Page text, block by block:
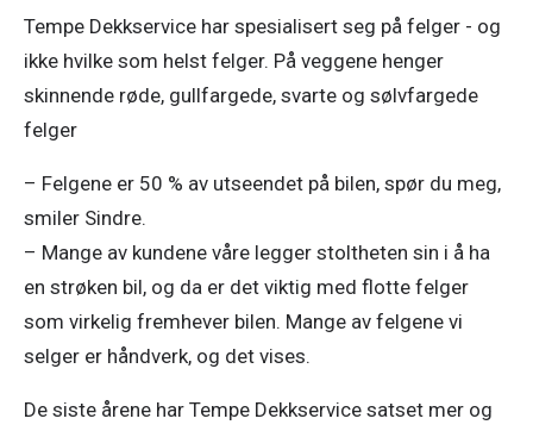
Tempe Dekkservice har spesialisert seg på felger - og
ikke hvilke som helst felger. På veggene henger
skinnende røde, gullfargede, svarte og sølvfargede
felger
– Felgene er 50 % av utseendet på bilen, spør du meg,
smiler Sindre.
– Mange av kundene våre legger stoltheten sin i å ha
en strøken bil, og da er det viktig med flotte felger
som virkelig fremhever bilen. Mange av felgene vi
selger er håndverk, og det vises.
De siste årene har Tempe Dekkservice satset mer og